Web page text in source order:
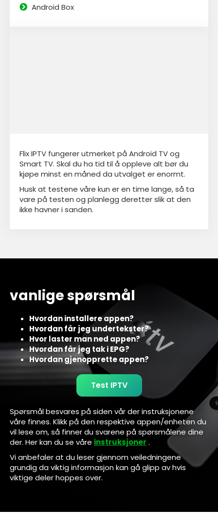
Android Box
Flix IPTV fungerer utmerket på Android TV og
Smart TV. Skal du ha tid til å oppleve alt bør du
kjøpe minst en måned da utvalget er enormt.
Husk at testene våre kun er en time lange, så ta
vare på testen og planlegg deretter slik at den
ikke havner i sanden.
vanlige spørsmål
Hvordan installere appen?
Hvordan får jeg undertekster?
Hvor laster man ned appen?
Hvordan får jeg tak i EPG?
Hvordan gjenopprette appen?
Test IPTV
Spørsmål besvares på siden vår der instruksjonene
våre finnes. Klikk på den respektive appen/enheten du
vil lese om, så finner du svarene på spørsmålene dine
der. Her kan du se våre instruksjoner .
Vi anbefaler at du leser gjennom veiledningene
grundig da viktig informasjon kan gå glipp av hvis
viktige deler hoppes over.